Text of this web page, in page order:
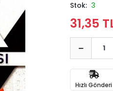
Stok: 3
31,35
Hızlı Gönderi